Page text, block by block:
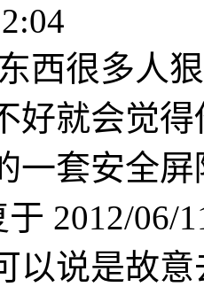
西很多人
好就会觉
一套安全屏
于 2012/06/
以说是故